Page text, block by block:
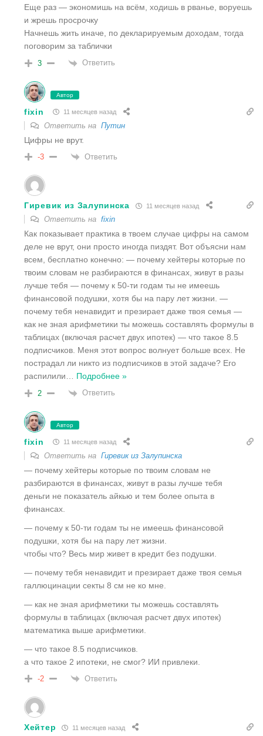
Еще раз — экономишь на всём, ходишь в рванье, воруешь
и жрешь просрочку
Начнешь жить иначе, по декларируемым доходам, тогда
поговорим за таблички
3 Ответить
Автор
fixin 11 месяцев назад
Ответить на Путин
Цифры не врут.
-3 Ответить
Гиревик из Залупинска 11 месяцев назад
Ответить на fixin
Как показывает практика в твоем случае цифры на самом
деле не врут, они просто иногда пиздят. Вот объясни нам
всем, бесплатно конечно: — почему хейтеры которые по
твоим словам не разбираются в финансах, живут в разы
лучше тебя — почему к 50-ти годам ты не имеешь
финансовой подушки, хотя бы на пару лет жизни. —
почему тебя ненавидит и презирает даже твоя семья —
как не зная арифметики ты можешь составлять формулы в
таблицах (включая расчет двух ипотек) — что такое 8.5
подписчиков. Меня этот вопрос волнует больше всех. Не
пострадал ли никто из подписчиков в этой задаче? Его
распилили
Подробнее »
2 Ответить
Автор
fixin 11 месяцев назад
Ответить на Гиревик из Залупинска
— почему хейтеры которые по твоим словам не
разбираются в финансах, живут в разы лучше тебя
деньги не показатель айкью и тем более опыта в
финансах.
— почему к 50-ти годам ты не имеешь финансовой
подушки, хотя бы на пару лет жизни.
чтобы что? Весь мир живет в кредит без подушки.
— почему тебя ненавидит и презирает даже твоя семья
галлюцинации секты 8 см не ко мне.
— как не зная арифметики ты можешь составлять
формулы в таблицах (включая расчет двух ипотек)
математика выше арифметики.
— что такое 8.5 подписчиков.
а что такое 2 ипотеки, не смог? ИИ привлеки.
-2 Ответить
Хейтер 11 месяцев назад